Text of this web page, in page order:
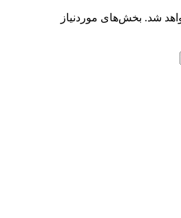
شد. بخش‌های موردنیاز